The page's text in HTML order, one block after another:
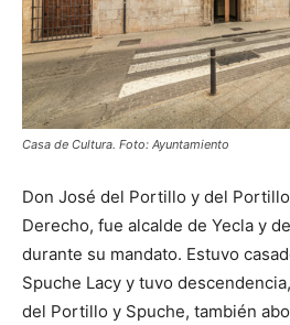
Casa de Cultura. Foto: Ayuntamiento
Don José del Portillo y del
Derecho, fue alcalde de Yecla y
durante su mandato. Estuvo
Spuche Lacy y tuvo
del Portillo y Spuche, también